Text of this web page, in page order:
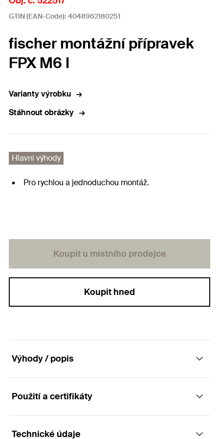
GTIN (EAN-Code): 4048962180251
fischer montážní přípravek
FPX M6 I
Varianty výrobku
Stáhnout obrázky
Hlavní výhody
Pro rychlou a jednoduchou montáž.
Koupit u místního prodejce
Koupit hned
Výhody / popis
Přípravek pro montáž kotev do plynosilikátu
FPX-I.
Použití a certifikáty
Technické údaje